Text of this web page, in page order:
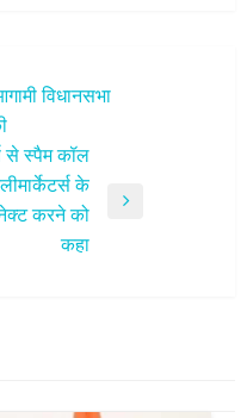
विधानसभा
से स्पैम कॉल
के
करने को
कहा